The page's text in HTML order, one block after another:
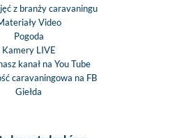
z branży caravaningu
Video
Pogoda
Kamery LIVE
kanał na You Tube
caravaningowa na FB
Giełda